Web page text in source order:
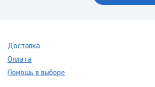
Доставка
Оплата
Помощь в выборе